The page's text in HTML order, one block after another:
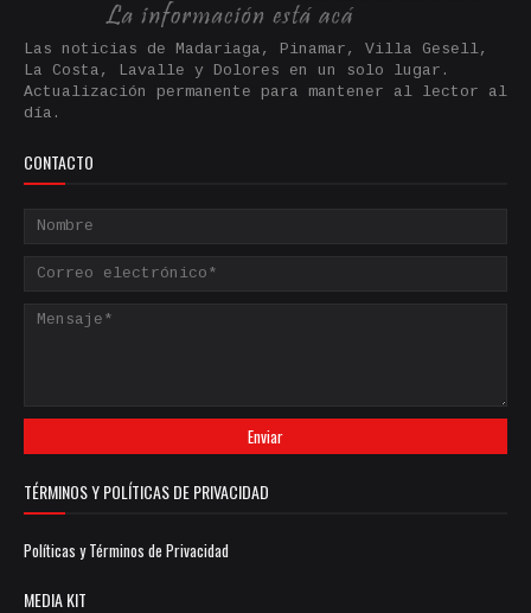
Las noticias de Madariaga, Pinamar, Villa Gesell,
La Costa, Lavalle y Dolores en un solo lugar.
Actualización permanente para mantener al lector al
día.
CONTACTO
TÉRMINOS Y POLÍTICAS DE PRIVACIDAD
Políticas y Términos de Privacidad
MEDIA KIT